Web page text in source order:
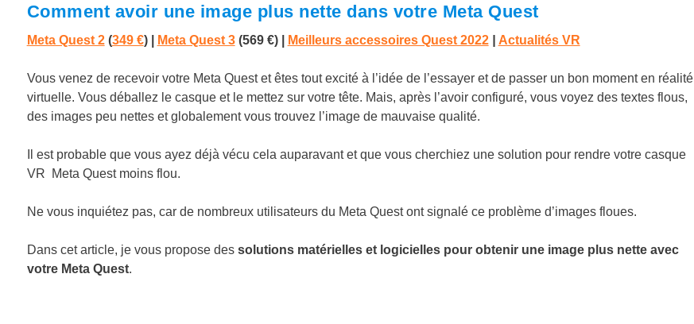
Comment avoir une image plus nette dans votre Meta Quest
Meta Quest 2(349 €) | Meta Quest 3(569 €) | Meilleurs accessoires Quest 2022| Actualités VR
Vous venez de recevoir votre Meta Quest et êtes tout excité à l’idée de l’essayer et de passer un bon moment en réalité
virtuelle. Vous déballez le casque et le mettez sur votre tête. Mais, après l’avoir configuré, vous voyez des textes flous,
des images peu nettes et globalement vous trouvez l’image de mauvaise qualité.
Il est probable que vous ayez déjà vécu cela auparavant et que vous cherchiez une solution pour rendre votre casque
VR Meta Quest moins flou.
Ne vous inquiétez pas, car de nombreux utilisateurs du Meta Quest ont signalé ce problème d’images floues.
Dans cet article, je vous propose dessolutions matérielles et logicielles pour obtenir une image plus nette avec
votre Meta Quest.